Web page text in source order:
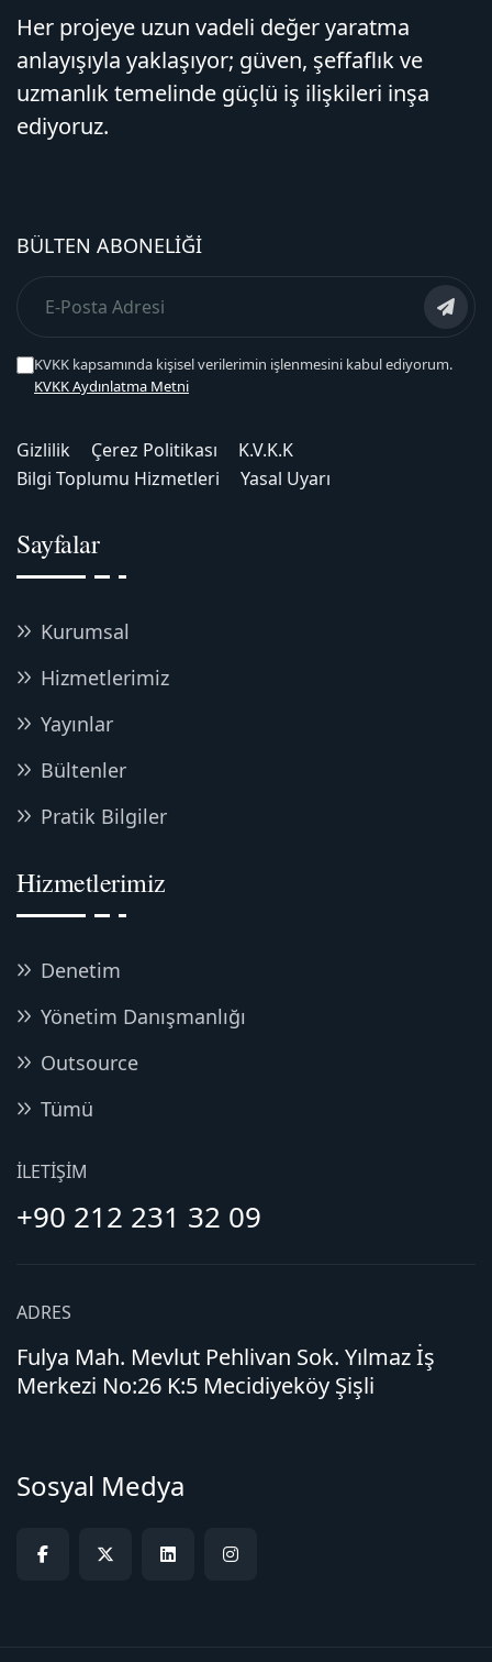
Her projeye uzun vadeli değer yaratma
anlayışıyla yaklaşıyor; güven, şeffaflık ve
uzmanlık temelinde güçlü iş ilişkileri inşa
ediyoruz.
BÜLTEN ABONELIĞI
KVKK kapsamında kişisel verilerimin işlenmesini kabul ediyorum.
KVKK Aydınlatma Metni
Gizlilik Çerez Politikası
K.V.K.K
Bilgi Toplumu Hizmetleri
Yasal Uyarı
Sayfalar
Kurumsal
Hizmetlerimiz
Yayınlar
Bültenler
Pratik Bilgiler
Hizmetlerimiz
Denetim
Yönetim Danışmanlığı
Outsource
Tümü
İLETIŞIM
+90 212 231 32 09
ADRES
Fulya Mah. Mevlut Pehlivan Sok. Yılmaz İş
Merkezi No:26 K:5 Mecidiyeköy Şişli
Sosyal Medya